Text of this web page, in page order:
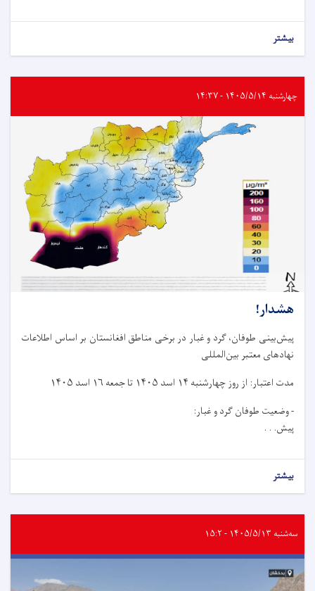
بیشتر
چهارشنبه ۱۴۰۵/۵/۱۴ - ۱۴:۳۷
هشدار!
پیش‌بینی طوفان، گرد و غبار در برخی مناطق افغانستان بر اساس اطلاعات
نهادهای معتبر بین‌المللی
مدت اعتبار: از روز چهار‌شنبه ۱۴ اسد ۱۴۰۵ تا جمعه ۱۶ اسد ۱۴۰۵
- وضعیت طوفان گرد و غبار:
پیش. . .
بیشتر
سه‌شنبه ۱۴۰۵/۵/۱۳ - ۱۵:۲